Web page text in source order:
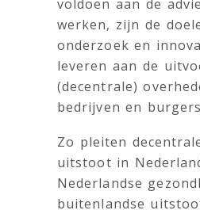
voldoen aan de
werken, zijn de
onderzoek en
leveren aan de
(decentrale)
bedrijven en
Zo pleiten
uitstoot in
Nederlandse
buitenlandse